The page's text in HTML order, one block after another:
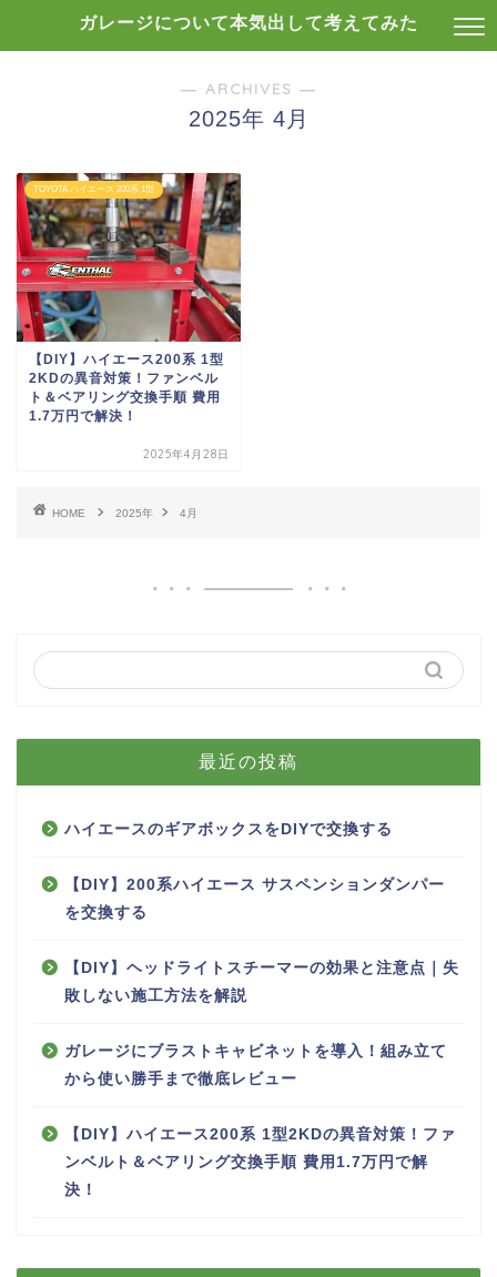
ガレージについて本気出して考えてみた
― ARCHIVES ―
2025年 4月
TOYOTA ハイエース 200系 1型
【DIY】ハイエース200系 1型
2KDの異音対策！ファンベル
ト＆ベアリング交換手順 費用
1.7万円で解決！
2025年4月28日
HOME 2025年 4月
最近の投稿
ハイエースのギアボックスをDIYで交換する
【DIY】200系ハイエース サスペンションダンパー
を交換する
【DIY】ヘッドライトスチーマーの効果と注意点｜失
敗しない施工方法を解説
ガレージにブラストキャビネットを導入！組み立て
から使い勝手まで徹底レビュー
【DIY】ハイエース200系 1型2KDの異音対策！ファ
ンベルト＆ベアリング交換手順 費用1.7万円で解
決！